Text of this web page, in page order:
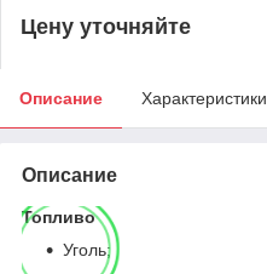
Цену уточняйте
Описание Характеристики
Описание
Топливо
Уголь;